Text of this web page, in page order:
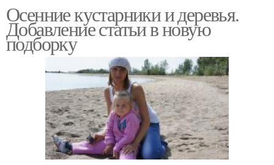
Осенние кустарники и деревья.
Добавление статьи в новую
подборку